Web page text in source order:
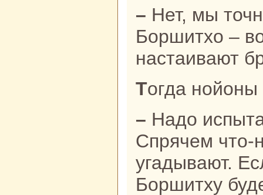
– Нет, мы точно знaем, этот
Боршитхо –
нaстаивают
Тогда
– Надо испытать этих троих.
Спрячем что-
угадывают.
Боршитху